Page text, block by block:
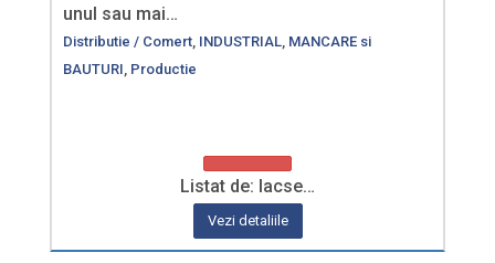
unul sau mai…
Distributie / Comert, INDUSTRIAL, MANCARE si
BAUTURI, Productie
Listat de: lacse…
Vezi detaliile